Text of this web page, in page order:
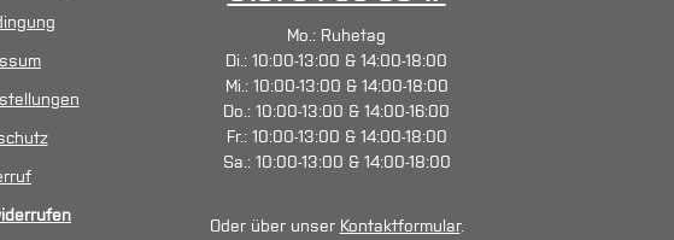
Mo.: Ruhetag
Di.: 10:00-13:00 & 14:00-18:00
Mi.: 10:00-13:00 & 14:00-18:00
Do.: 10:00-13:00 & 14:00-16:00
Fr.: 10:00-13:00 & 14:00-18:00
Sa.: 10:00-13:00 & 14:00-18:00
Oder über unser Kontaktformular.